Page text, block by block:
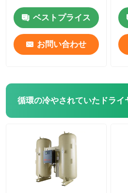
ベストプライス
お問い合わせ
循環の冷やされていたドライ